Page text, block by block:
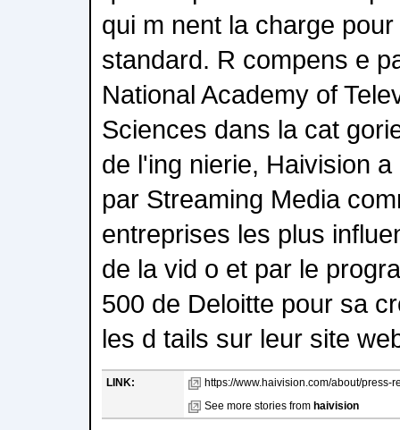
qui m nent la charge
standard. R compens e
National Academy of
Sciences dans la cat
de l'ing nierie, Haivision
par Streaming Media
entreprises les plus
de la vid o et par le
500 de Deloitte pour sa
les d tails sur leur site
LINK:
https://www.haivision.com/about/
See more stories from haivision